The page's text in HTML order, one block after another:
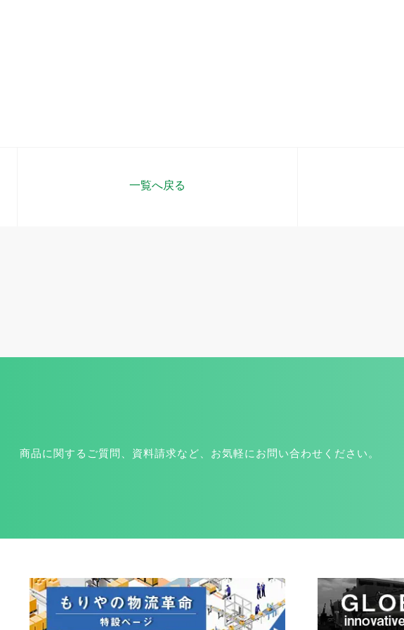
一覧へ戻る
商品に関するご質問、資料請求など、お気軽にお問い合わせください。